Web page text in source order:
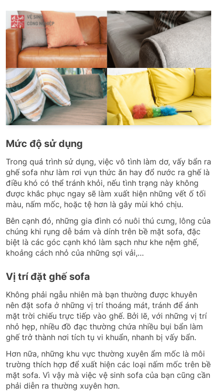
Mức độ sử dụng
Trong quá trình sử dụng, việc vô tình làm dơ, vấy bẩn ra
ghế sofa như làm rơi vụn thức ăn hay đổ nước ra ghế là
điều khó có thể tránh khỏi, nếu tình trạng này không
được khắc phục ngay sẽ làm xuất hiện những vết ố tối
màu, nấm mốc, hoặc tệ hơn là gây mùi khó chịu.
Bên cạnh đó, những gia đình có nuôi thú cưng, lông của
chúng khi rụng dễ bám và dính trên bề mặt sofa, đặc
biệt là các góc cạnh khó làm sạch như khe nệm ghế,
khoảng cách nhỏ của những sợi vải,…
Vị trí đặt ghế sofa
Không phải ngẫu nhiên mà bạn thường được khuyên
nên đặt sofa ở những vị trí thoáng mát, tránh để ánh
mặt trời chiếu trực tiếp vào ghế. Bởi lẽ, với những vị trí
nhỏ hẹp, nhiều đồ đạc thường chứa nhiều bụi bẩn làm
ghế trở thành nơi tích tụ vi khuẩn, nhanh bị vấy bẩn.
Hơn nữa, những khu vực thường xuyên ẩm mốc là môi
trường thích hợp để xuất hiện các loại nấm mốc trên bề
mặt sofa. Vì vậy mà việc vệ sinh sofa của bạn cũng cần
phải diễn ra thường xuyên hơn.